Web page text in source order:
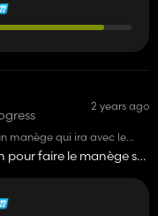
2 years ago
manège qui ira avec le
pour faire le manège sur